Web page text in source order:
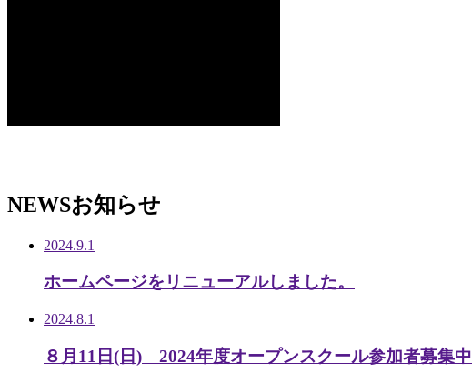
NEWSお知らせ
2024.9.1
ホームページをリニューアルしました。
2024.8.1
８月11日(日) 2024年度オープンスクール参加者募集中